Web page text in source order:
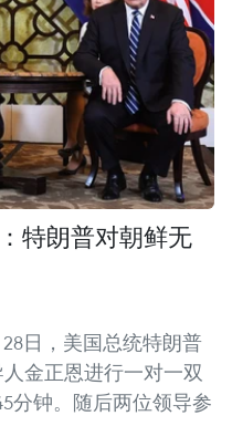
特朗普对朝鲜无
日，美国总统特朗普
金正恩进行一对一双
分钟。随后两位领导参